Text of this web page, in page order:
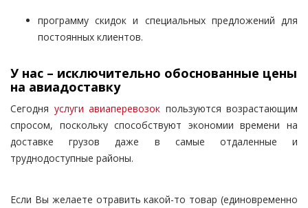
программу скидок и специальных предложений для
постоянных клиентов.
У нас – исключительно обоснованные цены
на авиадоставку
Сегодня услуги авиаперевозок пользуются возрастающим
спросом, поскольку способствуют экономии времени на
доставке грузов даже в самые отдаленные и
труднодоступные районы.
Если Вы желаете отравить какой-то товар (единовременно